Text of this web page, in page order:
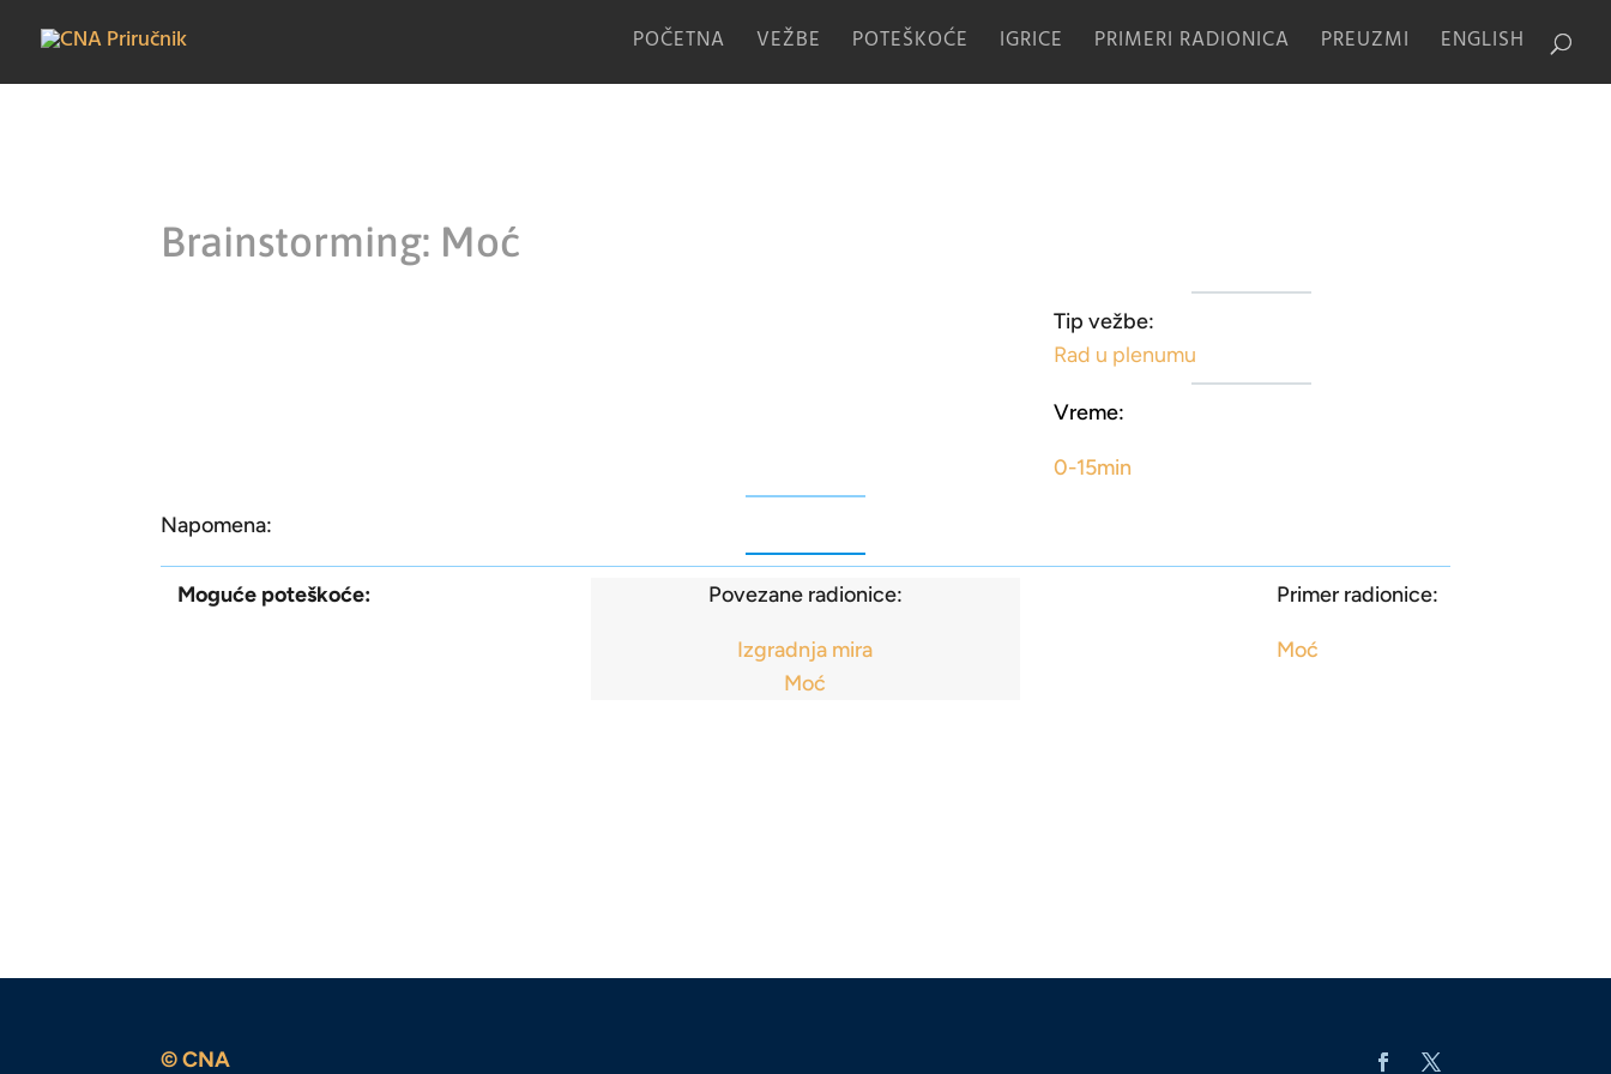
POČETNA VEŽBE POTEŠKOĆE IGRICE PRIMERI RADIONICA PREUZMI ENGLISH
Brainstorming: Moć
Tip vežbe:
Rad u plenumu
Vreme:
0-15min
Napomena:
Moguće poteškoće: Povezane radionice:
Izgradnja mira
Moć
Primer radionice:
Moć
© CNA